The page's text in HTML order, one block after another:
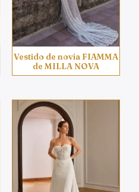
Vestido de novia FIAMMA
de MILLA NOVA